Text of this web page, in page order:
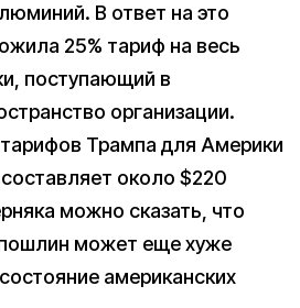
В ответ на это
25% тариф на весь
поступающий в
организации.
Трампа для Америки
около $220
можно сказать, что
может еще хуже
американских